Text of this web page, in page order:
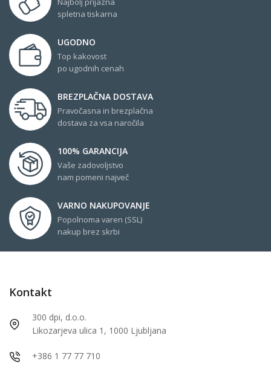
spletna tiskarna
UGODNO
Top kakovost
po ugodnih cenah
BREZPLAČNA DOSTAVA
Pravočasna in brezplačna
dostava za vsa naročila
100% GARANCIJA
Vaše zadovoljstvo
nam pomeni največ
VARNO NAKUPOVANJE
Popolnoma varen (SSL)
nakup brez skrbi
Kontakt
300 dpi, d.o.o.
Likozarjeva ulica 1, 1000 Ljubljana
+386 1 77 77 710